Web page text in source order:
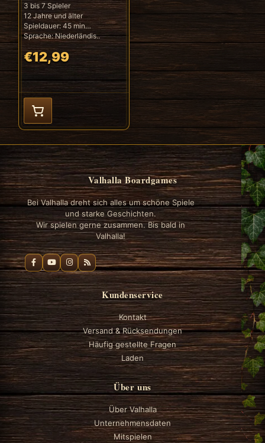
3 bis 7 Spieler
12 Jahre und älter
Spieldauer: 45 min
Sprache: Niederländis..
€12,99
Valhalla Boardgames
Bei Valhalla dreht sich alles um schöne Spiele
und starke Geschichten.
Wir spielen gerne zusammen. Bis bald in
Valhalla!
Kundenservice
Kontakt
Versand & Rücksendungen
Häufig gestellte Fragen
Laden
Über uns
Über Valhalla
Unternehmensdaten
Mitspielen